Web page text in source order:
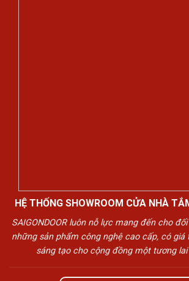
HỆ THỐNG SHOWROOM CỬA NHÀ
SAIGONDOOR luôn nỗ lực mang đến cho
những sản phẩm công nghệ cao cấp, có giá
sáng tạo cho cộng đồng một tương